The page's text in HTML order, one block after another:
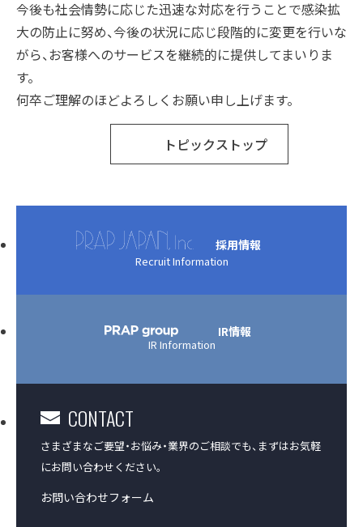
今後も社会情勢に応じた迅速な対応を行うことで感染拡
大の防止に努め、今後の状況に応じ段階的に変更を行いな
がら、お客様へのサービスを継続的に提供してまいりま
す。
何卒ご理解のほどよろしくお願い申し上げます。
トピックストップ
採用情報
Recruit Information
IR情報
IR Information
CONTACT
さまざまなご要望・お悩み・業界のご相談でも、 まずはお気軽
にお問い合わせください。
お問い合わせフォーム